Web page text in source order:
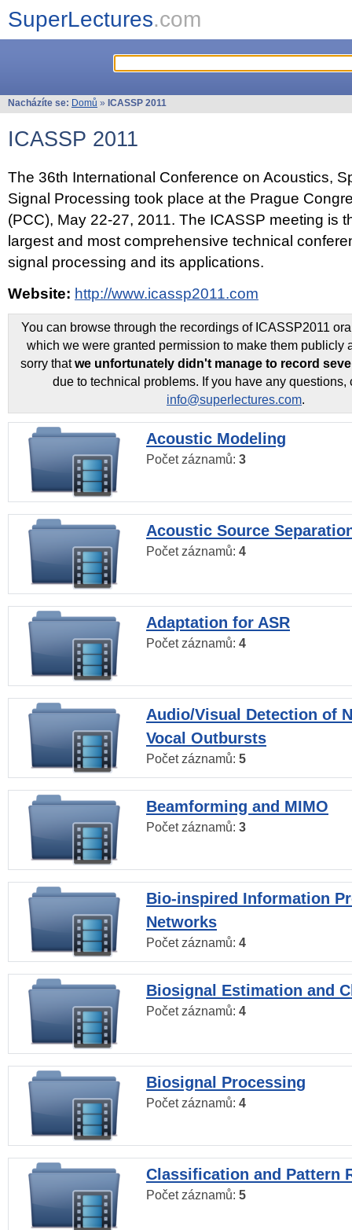
SuperLectures.com
Nacházíte se: Domů » ICASSP 2011
ICASSP 2011
The 36th International Conference on Acoustics,
Signal Processing took place at the Prague
(PCC), May 22-27, 2011. The ICASSP meeting is
largest and most comprehensive technical
signal processing and its applications.
Website: http://www.icassp2011.com
You can browse through the recordings of ICASSP2011
which we were granted permission to make them publicly
sorry thatwe unfortunately didn't manage to record
due to technical problems. If you have any questions,
info@superlectures.com.
Acoustic Modeling
Počet záznamů: 3
Acoustic Source
Počet záznamů: 4
Adaptation for ASR
Počet záznamů: 4
Audio/Visual Detection of
Vocal Outbursts
Počet záznamů: 5
Beamforming and MIMO
Počet záznamů: 3
Bio-inspired Information
Networks
Počet záznamů: 4
Biosignal Estimation and
Počet záznamů: 4
Biosignal Processing
Počet záznamů: 4
Classification and Pattern
Počet záznamů: 5